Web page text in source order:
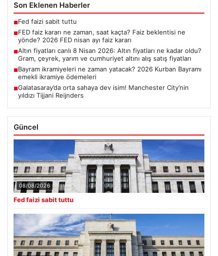
Son Eklenen Haberler
■Fed faizi sabit tuttu
■FED faiz kararı ne zaman, saat kaçta? Faiz beklentisi ne
yönde? 2026 FED nisan ayı faiz kararı
■Altın fiyatları canlı 8 Nisan 2026: Altın fiyatları ne kadar oldu?
Gram, çeyrek, yarım ve cumhuriyet altını alış satış fiyatları
■Bayram ikramiyeleri ne zaman yatacak? 2026 Kurban Bayramı
emekli ikramiye ödemeleri
■Galatasaray’da orta sahaya dev isim! Manchester City’nin
yıldızı Tijjani Reijnders
Güncel
08/08/2026
Fed faizi sabit tuttu